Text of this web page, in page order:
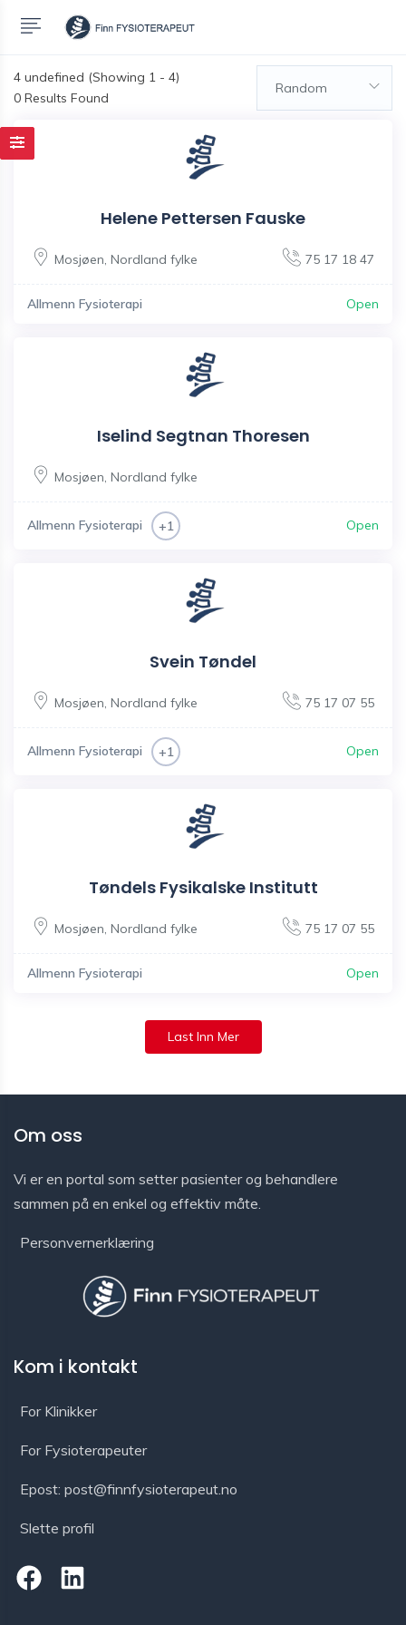
4 undefined (Showing 1 - 4)
0 Results Found
Random
Helene Pettersen Fauske
Mosjøen Nordland fylke 75 17 18 47
Allmenn Fysioterapi Open
Iselind Segtnan Thoresen
Mosjøen Nordland fylke
Allmenn Fysioterapi +1 Open
Svein Tøndel
Mosjøen Nordland fylke 75 17 07 55
Allmenn Fysioterapi +1 Open
Tøndels Fysikalske Institutt
Mosjøen Nordland fylke 75 17 07 55
Allmenn Fysioterapi Open
Last Inn Mer
Om oss
Vi er en portal som setter pasienter og behandlere
sammen på en enkel og effektiv måte.
Personvernerklæring
Kom i kontakt
For Klinikker
For Fysioterapeuter
Epost: post@finnfysioterapeut.no
Slette profil